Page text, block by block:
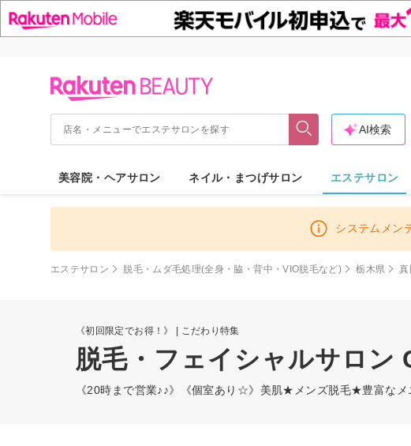
AI検索
美容院・ヘアサロン ネイル・まつげサロン エステサロン
システムメン
エステサロン 脱毛・ムダ毛処理(全身・脇・背中・VIO脱毛など) 栃木県 真
《初回限定でお得！》 | こだわり特集
脱毛・フェイシャルサロン
《20時まで営業♪♪》《個室あり☆》美肌★メンズ脱毛★豊富な